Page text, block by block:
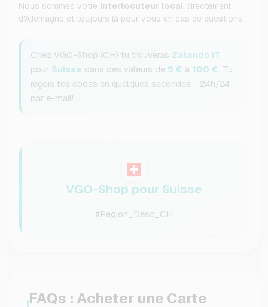
Nous sommes votre interlocuteur local directement
d'Allemagne et toujours là pour vous en cas de questions !
Chez VGO-Shop (CH) tu trouveras Zalando IT
pour Suisse dans des valeurs de 5 € à 100 €. Tu
reçois tes codes en quelques secondes - 24h/24
par e-mail!
VGO-Shop pour Suisse
#Region_Desc_CH
FAQs : Acheter une Carte